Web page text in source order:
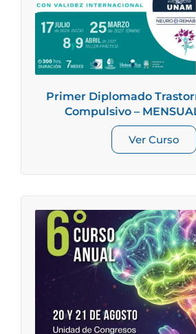
Primer Diplomado
Compulsivo –
Ver Curso